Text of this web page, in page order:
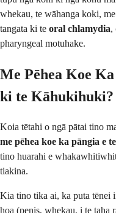
whekau, te wāhanga koki,
tangata ki te oral chlamydia,
pharyngeal motuhake.
Me Pēhea Koe
ki te Kāhukihuki?
Koia tētahi o ngā pātai tino
me pēhea koe ka pāngia e
tino huarahi e
tiakina.
Kia tino tika ai, ka puta tēnei
hoa (penis, whekau, i te taha